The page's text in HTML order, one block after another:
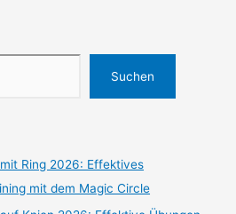
Suchen
Ring 2026: Effektives
mit dem Magic Circle